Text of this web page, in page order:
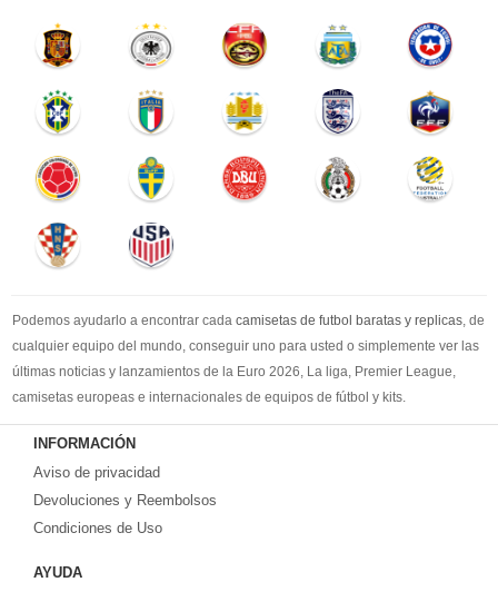
Podemos ayudarlo a encontrar cada camisetas de futbol baratas y replicas, de
cualquier equipo del mundo, conseguir uno para usted o simplemente ver las
últimas noticias y lanzamientos de la Euro 2026, La liga, Premier League,
camisetas europeas e internacionales de equipos de fútbol y kits.
Comprecamisetas de futbol baratasen la tienda deportiva más grande de
Europa. ¡Grandes ofertas en todas las camisetas del club de fútbol, ​​kits
europeos e internacionales, todo a los precios más bajos!
Compre nuestra gran selección de
equipaciones, camisetas y un portero a partir de €17.6. Diseños de fútbol
INFORMACIÓN
Aviso de privacidad
Devoluciones y Reembolsos
Condiciones de Uso
AYUDA